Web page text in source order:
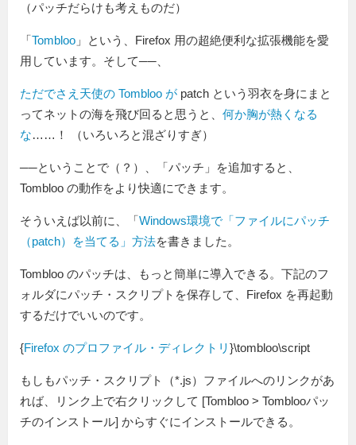
（パッチだらけも考えものだ）
「Tombloo 」という、Firefox 用の超絶便利な拡張機能を愛
用しています。そして──、
ただでさえ天使の Tombloo が patch という羽衣を身にまと
ってネットの海を飛び回ると思うと、 何か胸が熱くなる
な……！ （いろいろと混ざりすぎ）
──ということで（？）、「パッチ」を追加すると、
Tombloo の動作をより快適にできます。
そういえば以前に、「Windows環境で「ファイルにパッチ
（patch）を当てる」方法を書きました。
Tombloo のパッチは、もっと簡単に導入できる。下記のフ
ォルダにパッチ・スクリプトを保存して、Firefox を再起動
するだけでいいのです。
{Firefox のプロファイル・ディレクトリ }\tombloo\script
もしもパッチ・スクリプト（*.js）ファイルへのリンクがあ
れば、リンク上で右クリックして [Tombloo > Tomblooパッ
チのインストール] からすぐにインストールできる。